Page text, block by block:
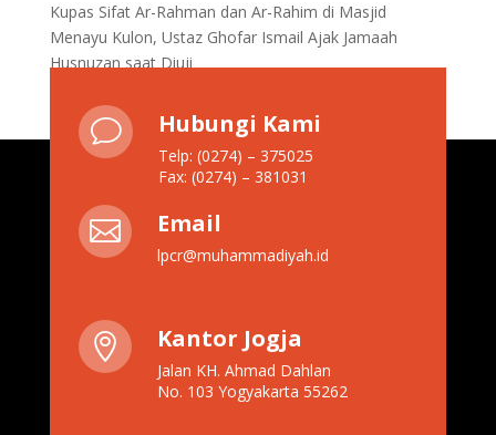
Kupas Sifat Ar-Rahman dan Ar-Rahim di Masjid
Menayu Kulon, Ustaz Ghofar Ismail Ajak Jamaah
Husnuzan saat Diuji
v Hubungi Kami
Telp: (0274) – 375025
Fax: (0274) – 381031
 Email
lpcr@muhammadiyah.id
 Kantor Jogja
Jalan KH. Ahmad Dahlan
No. 103 Yogyakarta 55262